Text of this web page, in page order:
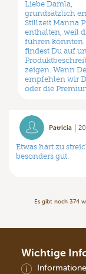
Liebe Damla,
grundsätzlich
Stillzeit Manna
enthalten, weil
führen könnten.
findest Du auf
zeigen. Wenn
empfehlen wir
oder die
Patricia
Etwas hart zu
besonders gut.
Es gibt noch 374
Wichtige